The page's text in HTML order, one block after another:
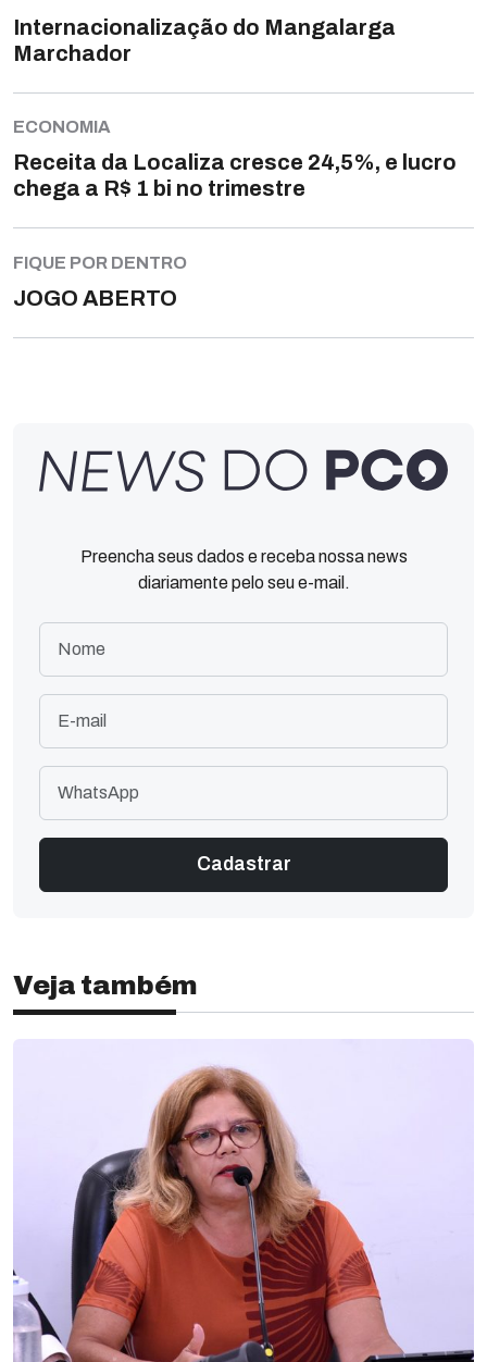
Internacionalização do Mangalarga
Marchador
ECONOMIA
Receita da Localiza cresce 24,5%, e lucro
chega a R$ 1 bi no trimestre
FIQUE POR DENTRO
JOGO ABERTO
Preencha seus dados e receba nossa news
diariamente pelo seu e-mail.
Veja também